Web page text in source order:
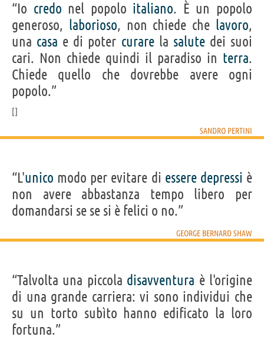
“Io credo nel popolo italiano. È un popolo
generoso, laborioso, non chiede che lavoro,
una casa e di poter curarela salutedei suoi
cari. Non chiede quindi il paradiso in terra.
Chiede quello che dovrebbe avere ogni
popolo.”
SANDRO PERTINI
“L'unico modo per evitare di essere depressi è
non avere abbastanza tempo libero per
domandarsi se se si è felici o no.”
GEORGE BERNARD SHAW
“Talvolta una piccola disavventura è l'origine
di una grande carriera: vi sono individui che
su un torto subìto hanno edificato la loro
fortuna.”